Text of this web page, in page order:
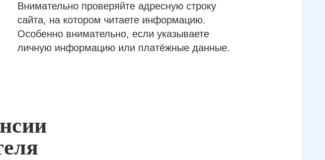
Внимательно проверяйте адресную строку
сайта, на котором читаете информацию.
Особенно внимательно, если указываете
личную информацию или платёжные данные.